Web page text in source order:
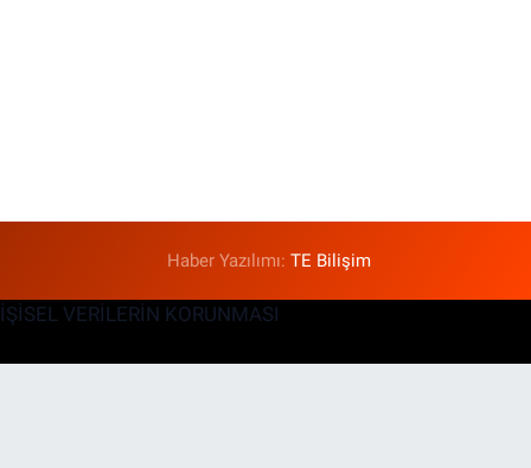
Haber Yazılımı:TE Bilişim
VERİLERİN KORUNMASI